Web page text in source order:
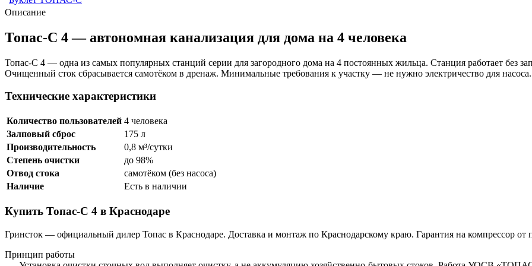
Описание
Топас-С 4 — автономная канализация для дома на 4 человека
Топас-С 4 — одна из самых популярных станций серии для загородного дома на 4 постоянных жильца. Станция работает без
Очищенный сток сбрасывается самотёком в дренаж. Минимальные требования к участку — не нужно электричество для насоса.
Технические характеристики
Количество пользователей 4 человека
Залповый сброс
175 л
Производительность
0,8 м³/сутки
Степень очистки
до 98%
Отвод стока
самотёком (без насоса)
Наличие
Есть в наличии
Купить Топас-С 4 в Краснодаре
Гринсток — официальный дилер Топас в Краснодаре. Доставка и монтаж по Краснодарскому краю. Гарантия на компрессор от
Принцип работы